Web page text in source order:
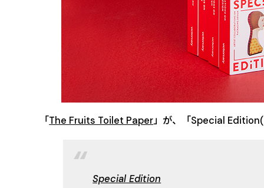
「The Fruits Toilet Paper」が、「Special
Special Edition